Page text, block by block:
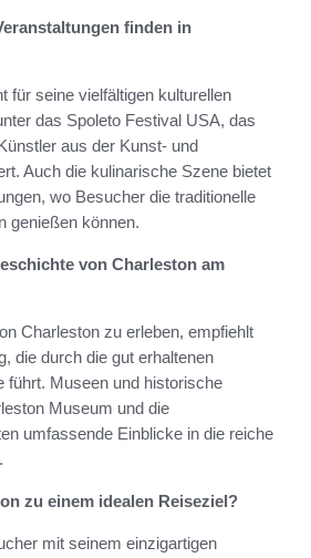
finden in
für seine vielfältigen kulturellen
das Spoleto Festival USA, das
aus der Kunst- und
Auch die kulinarische Szene bietet
wo Besucher die traditionelle
genießen können.
von Charleston am
Charleston zu erleben, empfiehlt
die durch die gut erhaltenen
führt. Museen und historische
Museum und die
umfassende Einblicke in die reiche
zu einem idealen Reiseziel?
mit seinem einzigartigen